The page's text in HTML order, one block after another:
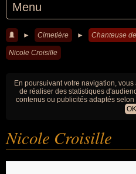
Menu
► Cimetière ► Chanteuse
Nicole Croisille
En poursuivant votre navigation,
de réaliser des statistiques
contenus ou publicités adaptés
OK
Nicole Croisille